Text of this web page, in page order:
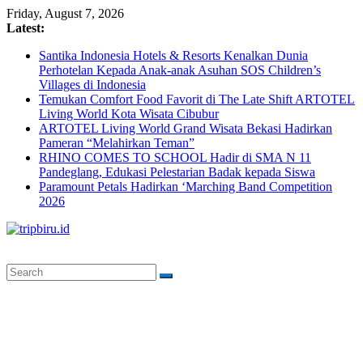
Skip
to
Friday, August 7, 2026
Latest:
Santika Indonesia Hotels & Resorts Kenalkan Dunia
Perhotelan Kepada Anak-anak Asuhan SOS Children’s
Villages di Indonesia
Temukan Comfort Food Favorit di The Late Shift ARTOTEL
Living World Kota Wisata Cibubur
ARTOTEL Living World Grand Wisata Bekasi Hadirkan
Pameran “Melahirkan Teman”
RHINO COMES TO SCHOOL Hadir di SMA N 11
Pandeglang, Edukasi Pelestarian Badak kepada Siswa
Paramount Petals Hadirkan ‘Marching Band Competition
2026